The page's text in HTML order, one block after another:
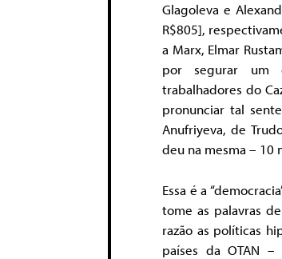
Glagoleva e
R$805],
a Marx, Elmar
por segurar um
trabalhadores do
pronunciar tal
Anufriyeva, de
deu na mesma – 10
Essa é a
tome as palavras
razão as políticas
países da OTAN